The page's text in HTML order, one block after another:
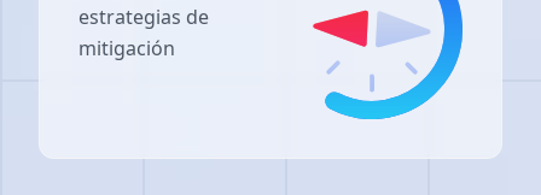
estrategias de
mitigación